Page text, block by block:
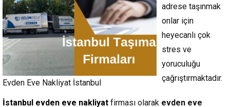
Evden Eve Nakliyat İstanbul
adrese taşınmak
onlar için
heyecanlı çok
stres ve
yoruculuğu
çağrıştırmaktadır.
İstanbul evden eve nakliyat firması olarak evden eve